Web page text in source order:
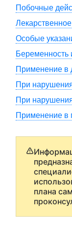
Побочные
Особые
Беременность
Применение в
При
При
Применение в
плана